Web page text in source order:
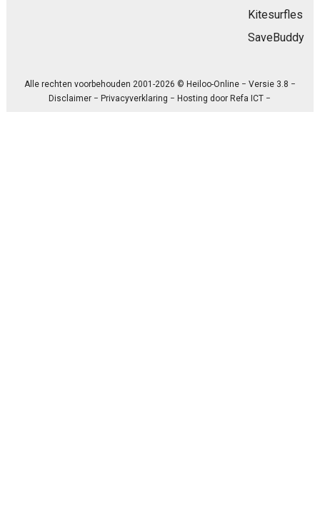
Kitesurfles
SaveBuddy
Alle rechten voorbehouden 2001-2026 © Heiloo-Online − Versie 3.8 −
Disclaimer − Privacyverklaring − Hosting door Refa ICT −